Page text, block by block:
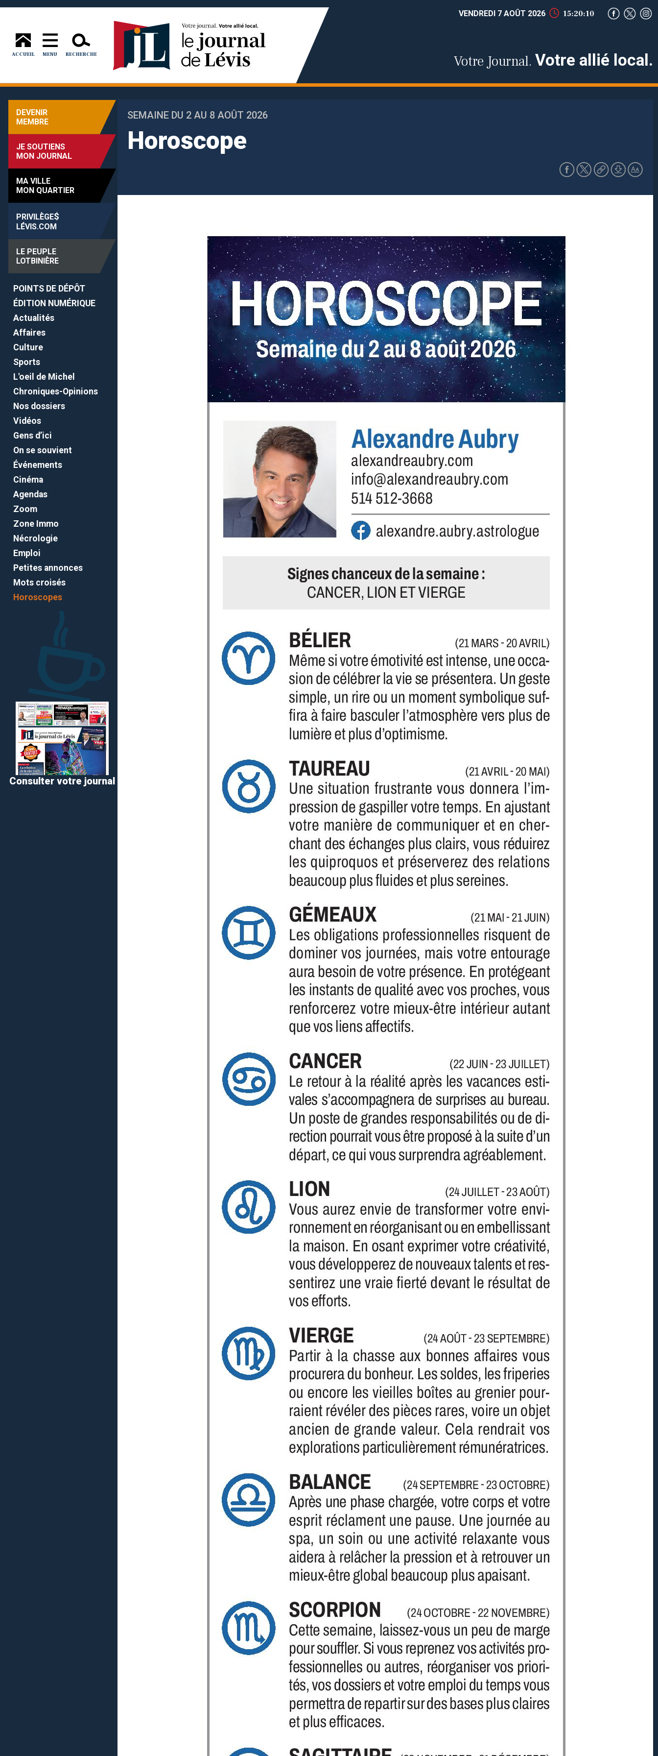
ACCUEIL MENU RECHERCHE
VENDREDI 7 AOÛT 2026 15:20:12
Votre Journal. Votre allié local.
DEVENIR
MEMBRE
JE SOUTIENS
MON JOURNAL
MA VILLE
MON QUARTIER
PRIVILÈGE$
LÉVIS.COM
LE PEUPLE
LOTBINIÈRE
POINTS DE DÉPÔT
ÉDITION NUMÉRIQUE
Actualités
Affaires
Culture
Sports
L'oeil de Michel
Chroniques-Opinions
Nos dossiers
Vidéos
Gens d’ici
On se souvient
Événements
Cinéma
Agendas
Zoom
Zone Immo
Nécrologie
Emploi
Petites annonces
Mots croisés
Horoscopes
Consulter votre journal
SEMAINE DU 2 AU 8 AOÛT 2026
Horoscope